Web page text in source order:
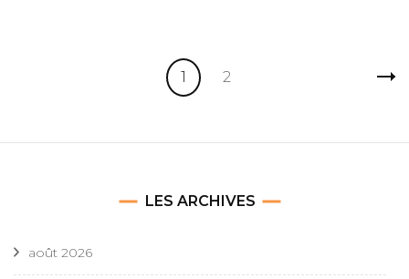
Page
1 Page
2
LES ARCHIVES
août 2026